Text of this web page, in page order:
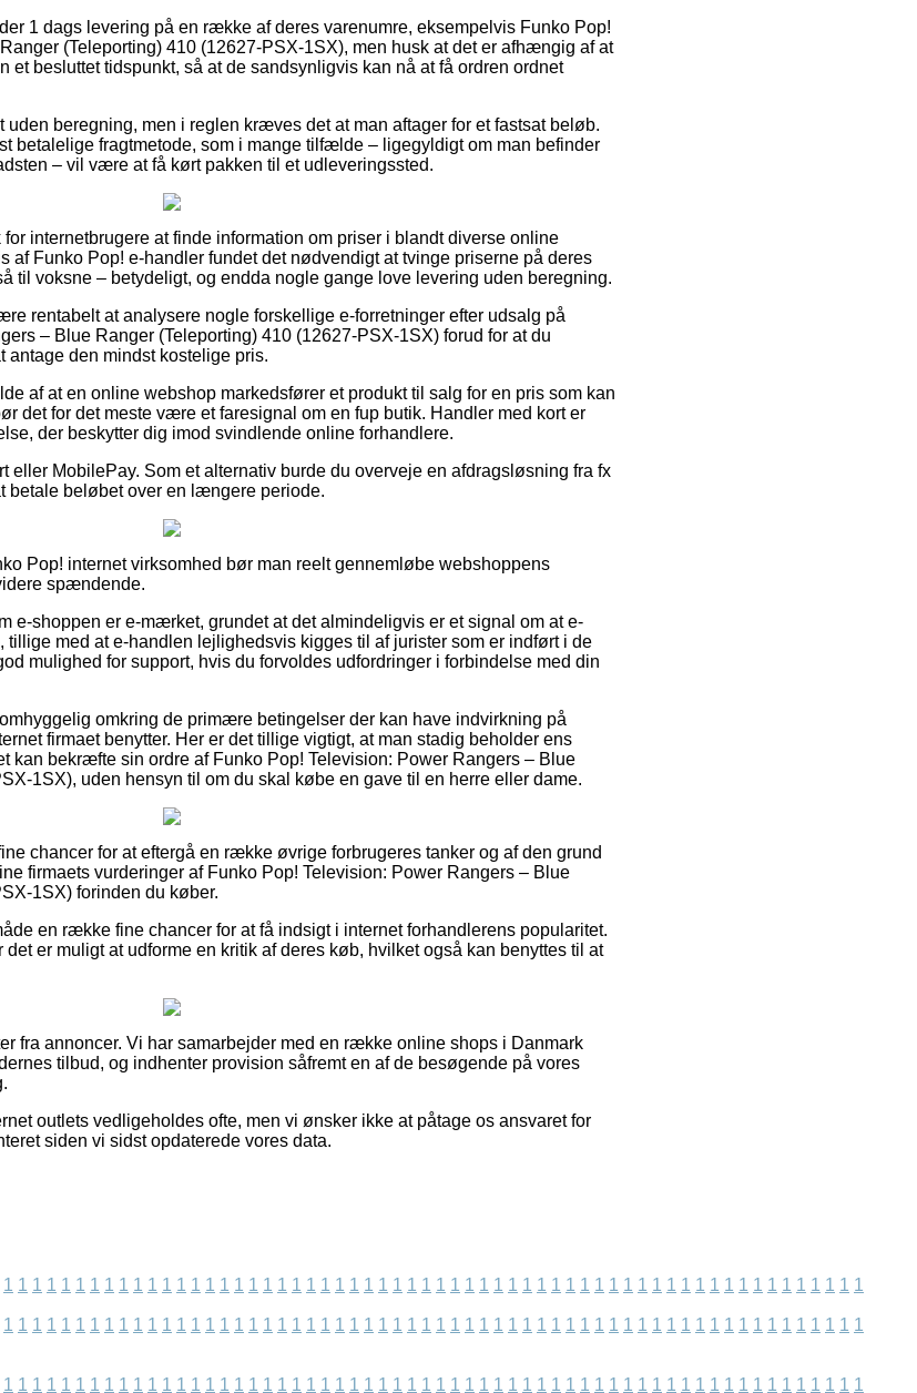
1 dags levering på en række af deres varenumre, eksempelvis Funko Pop!
(Teleporting) 410 (12627-PSX-1SX), men husk at det er afhængig af at
et besluttet tidspunkt, så at de sandsynligvis kan nå at få ordren ordnet
uden beregning, men i reglen kræves det at man aftager for et fastsat beløb.
betalelige fragtmetode, som i mange tilfælde – ligegyldigt om man befinder
– vil være at få kørt pakken til et udleveringssted.
internetbrugere at finde information om priser i blandt diverse online
af Funko Pop! e-handler fundet det nødvendigt at tvinge priserne på deres
til voksne – betydeligt, og endda nogle gange love levering uden beregning.
rentabelt at analysere nogle forskellige e-forretninger efter udsalg på
– Blue Ranger (Teleporting) 410 (12627-PSX-1SX) forud for at du
antage den mindst kostelige pris.
af at en online webshop markedsfører et produkt til salg for en pris som kan
det for det meste være et faresignal om en fup butik. Handler med kort er
der beskytter dig imod svindlende online forhandlere.
eller MobilePay. Som et alternativ burde du overveje en afdragsløsning fra fx
betale beløbet over en længere periode.
Pop! internet virksomhed bør man reelt gennemløbe webshoppens
spændende.
e-shoppen er e-mærket, grundet at det almindeligvis er et signal om at e-
tillige med at e-handlen lejlighedsvis kigges til af jurister som er indført i de
mulighed for support, hvis du forvoldes udfordringer i forbindelse med din
omkring de primære betingelser der kan have indvirkning på
firmaet benytter. Her er det tillige vigtigt, at man stadig beholder ens
kan bekræfte sin ordre af Funko Pop! Television: Power Rangers – Blue
1SX), uden hensyn til om du skal købe en gave til en herre eller dame.
chancer for at eftergå en række øvrige forbrugeres tanker og af den grund
firmaets vurderinger af Funko Pop! Television: Power Rangers – Blue
1SX) forinden du køber.
en række fine chancer for at få indsigt i internet forhandlerens popularitet.
det er muligt at udforme en kritik af deres køb, hvilket også kan benyttes til at
fra annoncer. Vi har samarbejder med en række online shops i Danmark
tilbud, og indhenter provision såfremt en af de besøgende på vores
outlets vedligeholdes ofte, men vi ønsker ikke at påtage os ansvaret for
siden vi sidst opdaterede vores data.
1 1 1 1 1 1 1 1 1 1 1 1 1 1 1 1 1 1 1 1 1 1 1 1 1 1 1 1 1 1 1 1 1 1 1 1 1 1 1 1 1 1 1 1 1 1 1 1 1 1 1 1 1 1 1 1 1 1 1 1
1 1 1 1 1 1 1 1 1 1 1 1 1 1 1 1 1 1 1 1 1 1 1 1 1 1 1 1 1 1 1 1 1 1 1 1 1 1 1 1 1 1 1 1 1 1 1 1 1 1 1 1 1 1 1 1 1 1 1 1
1 1 1 1 1 1 1 1 1 1 1 1 1 1 1 1 1 1 1 1 1 1 1 1 1 1 1 1 1 1 1 1 1 1 1 1 1 1 1 1 1 1 1 1 1 1 1 1 1 1 1 1 1 1 1 1 1 1 1 1